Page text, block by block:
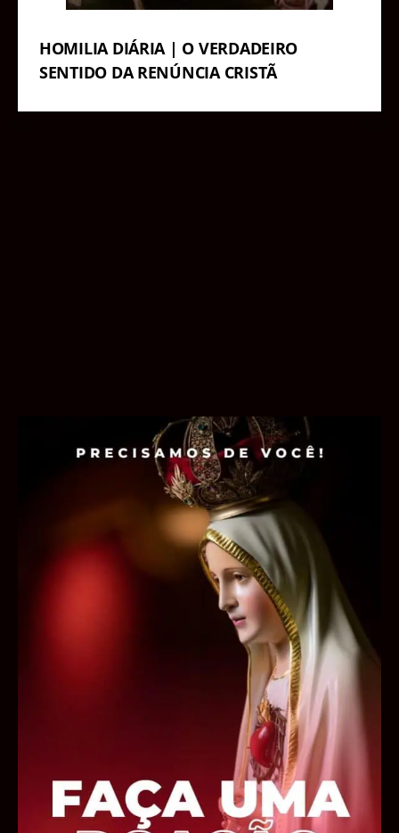
HOMILIA DIÁRIA | O VERDADEIRO
SENTIDO DA RENÚNCIA CRISTÃ